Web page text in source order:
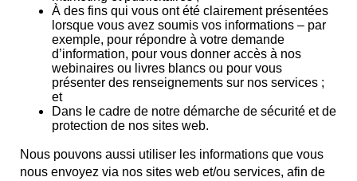
À des fins qui vous ont été clairement présentées
lorsque vous avez soumis vos informations – par
exemple, pour répondre à votre demande
d’information, pour vous donner accès à nos
webinaires ou livres blancs ou pour vous
présenter des renseignements sur nos services ;
et
Dans le cadre de notre démarche de sécurité et de
protection de nos sites web.
Nous pouvons aussi utiliser les informations que vous
nous envoyez via nos sites web et/ou services, afin de